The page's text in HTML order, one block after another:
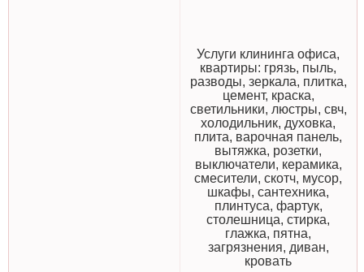
Услуги клининга офиса,
квартиры: грязь, пыль,
разводы, зеркала, плитка,
цемент, краска,
светильники, люстры, свч,
холодильник, духовка,
плита, варочная панель,
вытяжка, розетки,
выключатели, керамика,
смесители, скотч, мусор,
шкафы, сантехника,
плинтуса, фартук,
столешница, стирка,
глажка, пятна,
загрязнения, диван,
кровать